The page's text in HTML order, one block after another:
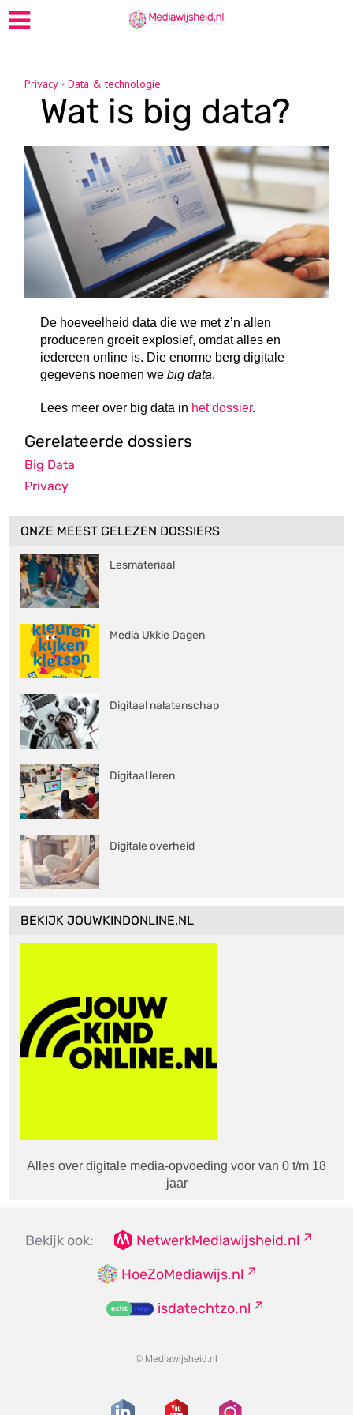
Privacy • Data & technologie
Wat is big data?
De hoeveelheid data die we met z’n allen
produceren groeit explosief, omdat alles en
iedereen online is. Die enorme berg digitale
gegevens noemen webig data.
Lees meer over big data in het dossier.
Gerelateerde dossiers
Big Data
Privacy
ONZE MEEST GELEZEN DOSSIERS
Lesmateriaal
Media Ukkie Dagen
Digitaal nalatenschap
Digitaal leren
Digitale overheid
BEKIJK JOUWKINDONLINE.NL
Alles over digitale media-opvoeding voor van 0 t/m 18
jaar
Bekijk ook:
NetwerkMediawijsheid.nl
HoeZoMediawijs.nl
isdatechtzo.nl
© Mediawijsheid.nl